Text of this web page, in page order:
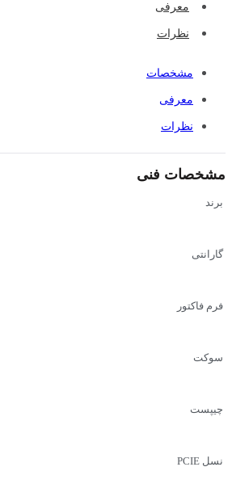
معرفی
نظرات
مشخصات
معرفی
نظرات
مشخصات فنی
برند
گارانتی
فرم فاکتور
سوکت
چیپست
نسل PCIE